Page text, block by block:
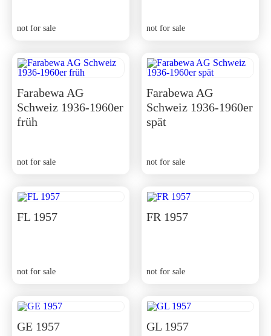
not for sale not for sale
Farabewa AG
Schweiz 1936-1960er
früh
not for sale
Farabewa AG
Schweiz 1936-1960er
spät
not for sale
FL 1957
not for sale
FR 1957
not for sale
GE 1957 GL 1957